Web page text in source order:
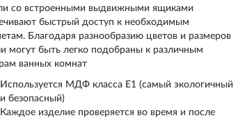
со встроенными выдвижными ящиками
быстрый доступ к необходимым
Благодаря разнообразию цветов и размеров
могут быть легко подобраны к различным
ванных комнат
Используется МДФ класса Е1 (самый экологичный
и безопасный)
Каждое изделие проверяется во время и после